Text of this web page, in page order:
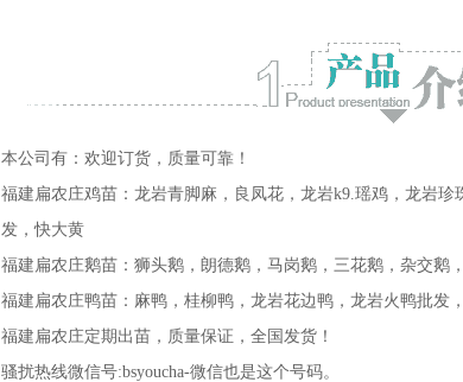
本公司有：欢迎订货，质量可靠！
福建扁农庄鸡苗：龙岩青脚麻，良凤花，龙岩k9.瑶鸡，龙岩
发，快大黄
福建扁农庄鹅苗：狮头鹅，朗德鹅，马岗鹅，三花鹅，杂交鹅
福建扁农庄鸭苗：麻鸭，桂柳鸭，龙岩花边鸭，龙岩火鸭批发
福建扁农庄定期出苗，质量保证，全国发货！
骚扰热线微信号:bsyoucha-微信也是这个号码。